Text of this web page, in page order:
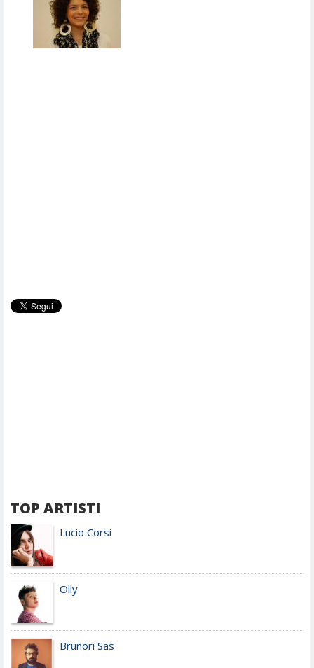
TOP ARTISTI
Lucio Corsi
Olly
Brunori Sas